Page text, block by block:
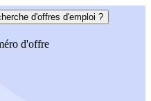
d'offres d'emploi ?
d'offre